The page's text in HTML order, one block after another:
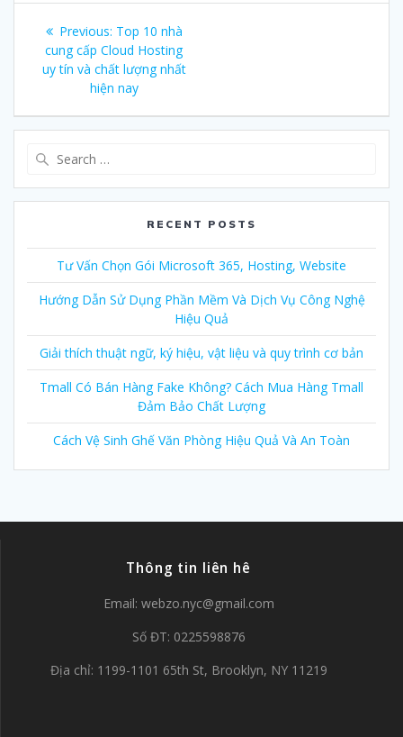
Post
navigation
Previous: Previous
post:
Top 10 nhà
cung cấp Cloud Hosting
uy tín và chất lượng nhất
hiện nay
RECENT POSTS
Tư Vấn Chọn Gói Microsoft 365, Hosting, Website
Hướng Dẫn Sử Dụng Phần Mềm Và Dịch Vụ Công Nghệ
Hiệu Quả
Giải thích thuật ngữ, ký hiệu, vật liệu và quy trình cơ bản
Tmall Có Bán Hàng Fake Không? Cách Mua Hàng Tmall
Đảm Bảo Chất Lượng
Cách Vệ Sinh Ghế Văn Phòng Hiệu Quả Và An Toàn
Thông tin liên hê
Email: webzo.nyc@gmail.com
Số ĐT: 0225598876
Địa chỉ: 1199-1101 65th St, Brooklyn, NY 11219